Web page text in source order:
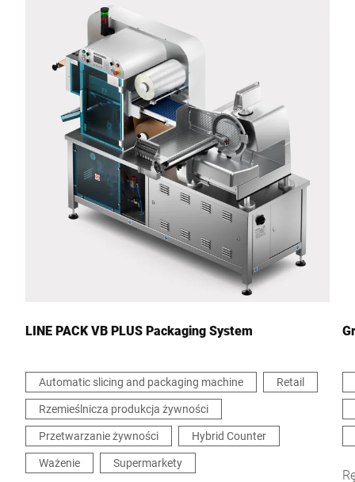
Kod pocztowy *
Niniejszym potwierdzam, że zgadzam się na wykorzystanie
moich danych do przetworzenia tego żądania Dalsze informacje
można znaleźć wDeklaracja ochrony danych*
LINE PACK VB PLUS Packaging System
Automatic slicing and packaging machine
Retail
Rzemieślnicza produkcja żywności
Przetwarzanie żywności
Hybrid Counter
Ważenie
Supermarkety